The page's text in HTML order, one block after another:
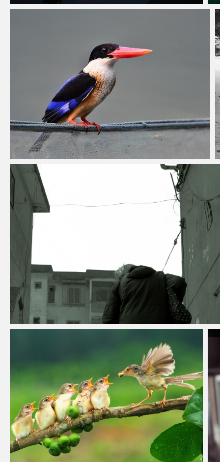
2023拍鸟23集，南宁郊外发现两种非常珍稀、
漂亮的好鸟。
zhu5588
蒙雍斌
2018广西摄影网年会盛典展出作品